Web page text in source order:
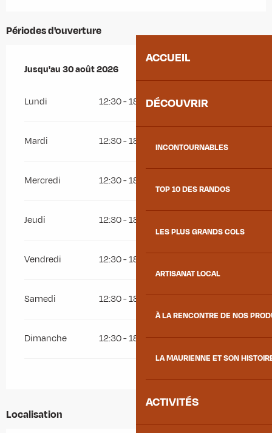
ACCUEIL
DÉCOUVRIR
INCONTOURNABLES
TOP 10 DES RANDOS
LES PLUS GRANDS COLS
ARTISANAT LOCAL
À LA RENCONTRE DE NOS
LA MAURIENNE ET SON
ACTIVITÉS
Périodes d'ouverture
Du4 juillet 2026au30 août 2026
Jusqu'au30 août 2026
Lundi 12:30 - 18:30
Mardi 12:30 - 18:30
Mercredi 12:30 - 18:30
Jeudi 12:30 - 18:30
Vendredi 12:30 - 18:30
Samedi 12:30 - 18:30
Dimanche 12:30 - 18:30
Localisation